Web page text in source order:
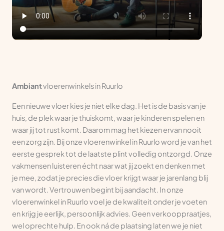
Ambiantvloerenwinkels in Ruurlo
Een nieuwe vloer kies je niet elke dag. Het is de basis van je
huis, de plek waar je thuiskomt, waar je kinderen spelen en
waar jij tot rust komt. Daarom mag het kiezen ervan nooit
een zorg zijn. Bij onze vloerenwinkel in Ruurlo word je van het
eerste gesprek tot de laatste plint volledig ontzorgd. Onze
vakmensen luisteren écht naar wat jij zoekt en denken met
je mee, zodat je precies die vloer krijgt waar je jarenlang blij
van wordt. Vertrouwen begint bij aandacht. In onze
vloerenwinkel in Ruurlo voel je de kwaliteit onder je voeten
en krijg je eerlijk, persoonlijk advies. Geen verkooppraatjes,
wel oprechte hulp. En ook ná de plaatsing laten we je niet